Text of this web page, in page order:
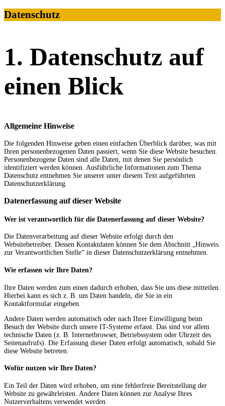
Datenschutz
1. Datenschutz auf
einen Blick
Allgemeine Hinweise
Die folgenden Hinweise geben einen einfachen Überblick darüber, was mit
Ihren personenbezogenen Daten passiert, wenn Sie diese Website besuchen.
Personenbezogene Daten sind alle Daten, mit denen Sie persönlich
identifiziert werden können. Ausführliche Informationen zum Thema
Datenschutz entnehmen Sie unserer unter diesem Text aufgeführten
Datenschutzerklärung.
Datenerfassung auf dieser Website
Wer ist verantwortlich für die Datenerfassung auf dieser Website?
Die Datenverarbeitung auf dieser Website erfolgt durch den
Websitebetreiber. Dessen Kontaktdaten können Sie dem Abschnitt „Hinweis
zur Verantwortlichen Stelle“ in dieser Datenschutzerklärung entnehmen.
Wie erfassen wir Ihre Daten?
Ihre Daten werden zum einen dadurch erhoben, dass Sie uns diese mitteilen.
Hierbei kann es sich z. B. um Daten handeln, die Sie in ein
Kontaktformular eingeben.
Andere Daten werden automatisch oder nach Ihrer Einwilligung beim
Besuch der Website durch unsere IT-Systeme erfasst. Das sind vor allem
technische Daten (z. B. Internetbrowser, Betriebssystem oder Uhrzeit des
Seitenaufrufs). Die Erfassung dieser Daten erfolgt automatisch, sobald Sie
diese Website betreten.
Wofür nutzen wir Ihre Daten?
Ein Teil der Daten wird erhoben, um eine fehlerfreie Bereitstellung der
Website zu gewährleisten. Andere Daten können zur Analyse Ihres
Nutzerverhaltens verwendet werden.